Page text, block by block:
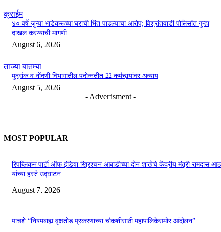
क्राईम
४० वर्षे जुन्या भाडेकरूच्या घराची भिंत पाडल्याचा आरोप; विश्रांतवाडी पोलिसांत गुन्हा
दाखल करण्याची मागणी
August 6, 2026
ताज्या बातम्या
मुद्रांक व नोंदणी विभागातील पदोन्नतीत 22 कर्मचार्‍यांवर अन्याय
August 5, 2026
- Advertisment -
MOST POPULAR
रिपब्लिकन पार्टी ऑफ इंडिया ख्रिश्चन आघाडीच्या दोन शाखेचे केंद्रीय मंत्री रामदास
यांच्या हस्ते उद्घाटन
August 7, 2026
पाचशे “नियमबाह्य वृक्षतोड प्रकरणाच्या चौकशीसाठी महापालिकेसमोर आंदोलन”